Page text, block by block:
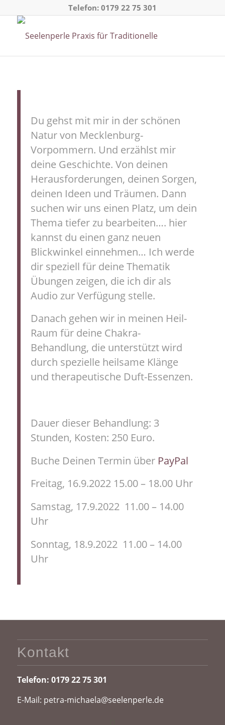
Telefon: 0179 22 75 301
Du gehst mit mir in der schönen
Natur von Mecklenburg-
Vorpommern. Und erzählst mir
deine Geschichte. Von deinen
Herausforderungen, deinen Sorgen,
deinen Ideen und Träumen. Dann
suchen wir uns einen Platz, um dein
Thema tiefer zu bearbeiten…. hier
kannst du einen ganz neuen
Blickwinkel einnehmen… Ich werde
dir speziell für deine Thematik
Übungen zeigen, die ich dir als
Audio zur Verfügung stelle.
Danach gehen wir in meinen Heil-
Raum für deine Chakra-
Behandlung, die unterstützt wird
durch spezielle heilsame Klänge
und therapeutische Duft-Essenzen.
Dauer dieser Behandlung: 3
Stunden, Kosten: 250 Euro.
Buche Deinen Termin überPayPal
Freitag, 16.9.2022 15.00 – 18.00 Uhr
Samstag, 17.9.2022 11.00 – 14.00
Uhr
Sonntag, 18.9.2022 11.00 – 14.00
Uhr
Kontakt
Telefon: 0179 22 75 301
E-Mail: petra-michaela@seelenperle.de